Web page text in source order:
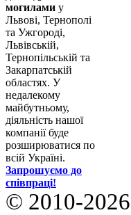
могилами у
Львові, Тернополі
та Ужгороді,
Львівській,
Тернопільській та
Закарпатській
областях. У
недалекому
майбутньому,
діяльність нашої
компанії буде
розширюватися по
всій Україні.
Запрошуємо до
співпраці!
© 2010-2026